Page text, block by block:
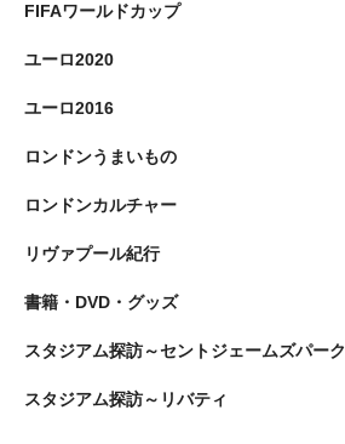
FIFAワールドカップ
ユーロ2020
ユーロ2016
ロンドンうまいもの
ロンドンカルチャー
リヴァプール紀行
書籍・DVD・グッズ
スタジアム探訪～セントジェームズパーク
スタジアム探訪～リバティ